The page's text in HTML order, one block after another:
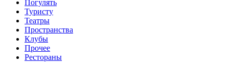
Погулять
Туристу
Театры
Пространства
Клубы
Прочее
Рестораны